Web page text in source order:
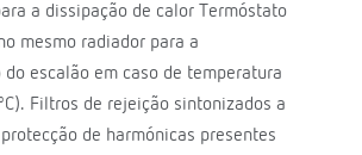
a dissipação de calor Termóstato
mesmo radiador para a
do escalão em caso de temperatura
Filtros de rejeição sintonizados a
de harmónicas presentes